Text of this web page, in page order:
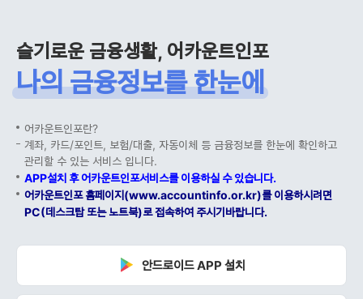
슬기로운 금융생활, 어카운트인포
나의 금융정보를 한눈에
어카운트인포란?
계좌, 카드/포인트, 보험/대출, 자동이체 등 금융정보를 한눈에 확인하고
관리할 수 있는 서비스 입니다.
APP설치 후 어카운트인포서비스를 이용하실 수 있습니다.
어카운트인포 홈페이지(www.accountinfo.or.kr)를 이용하시려면
PC(데스크탑 또는 노트북)로 접속하여 주시기바랍니다.
안드로이드 APP 설치